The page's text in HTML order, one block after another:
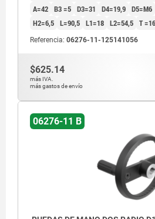
A=42 B3 =5 D3=31 D4=19,9 D5=M6
H2=6,5 L=90,5 L1=18 L2=54,5 T
Referencia: 06276-11-125141056
$625.14
más IVA.
más gastos de envío
06276-11 B